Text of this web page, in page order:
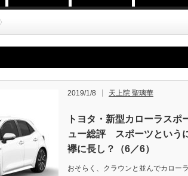
2019/1/8 天上院 聖璃華
トヨタ・新型カローラスポ
ュー総評 スポーツという
襷に長し？（6／6）
おそらく、クラウンと並んでカロー